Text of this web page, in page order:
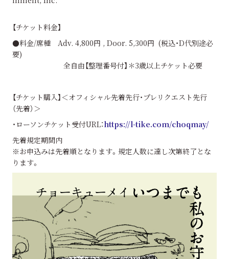
【チケット料金】
●料金/席種 Adv. 4,800円 , Door. 5,300円 (税込・D代別途必
要)
全自由【整理番号付】＊3歳以上チケット必要
【チケット購入】＜オフィシャル先着先行・プレリクエスト先行
（先着）＞
・ローソンチケット受付URL：https://l-tike.com/choqmay/
先着規定期間内
※お申込みは先着順となります。規定人数に達し次第終了とな
ります。